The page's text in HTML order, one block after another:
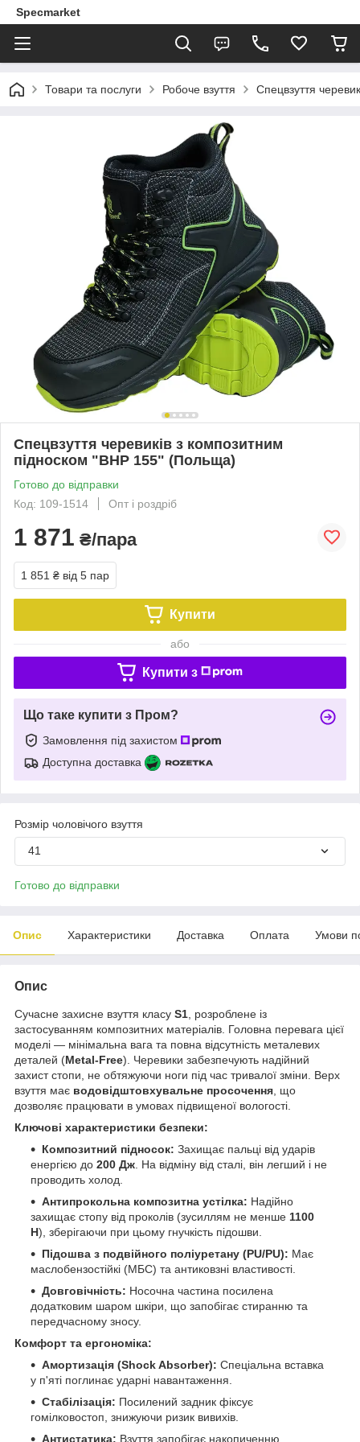
Specmarket
Товари та послуги Робоче взуття Спецвзуття
Спецвзуття черевиків з композитним
підноском "BHP 155" (Польща)
Готово до відправки
Код: 109-1514
Опт і роздріб
1 871 ₴/пара
1 851 ₴ від 5 пар
Купити
або
Купити з
Що таке купити з Пром?
Замовлення під захистом
Доступна доставка
Розмір чоловічого взуття
41
Готово до відправки
Опис Характеристики Доставка Оплата Умови
Опис
Сучасне захисне взуття класу S1 , розроблене із
застосуванням композитних матеріалів. Головна перевага цієї
моделі — мінімальна вага та повна відсутність металевих
деталей (Metal-Free). Черевики забезпечують надійний
захист стопи, не обтяжуючи ноги під час тривалої зміни. Верх
взуття має водовідштовхувальне просочення , що
дозволяє працювати в умовах підвищеної вологості.
Ключові характеристики безпеки:
Композитний підносок: Захищає пальці від ударів
енергією до 200 Дж . На відміну від сталі, він легший і не
проводить холод.
Антипрокольна композитна устілка: Надійно
захищає стопу від проколів (зусиллям не менше 1100
Н), зберігаючи при цьому гнучкість підошви.
Підошва з подвійного поліуретану (PU/PU): Має
маслобензостійкі (МБС) та антиковзні властивості.
Довговічність: Носочна частина посилена
додатковим шаром шкіри, що запобігає стиранню та
передчасному зносу.
Комфорт та ергономіка:
Амортизація (Shock Absorber): Спеціальна вставка
у п'яті поглинає ударні навантаження.
Стабілізація: Посилений задник фіксує
гомілковостоп, знижуючи ризик вивихів.
Антистатика: Взуття запобігає накопиченню